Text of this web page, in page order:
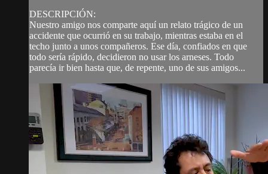
DESCRIPCIÓN:
Nuestro amigo nos comparte aquí un relato trágico de un
accidente que ocurrió en su trabajo, mientras estaba en el
techo junto a unos compañeros. Ese día, confiados en que
todo sería rápido, decidieron no usar los arneses. Todo
parecía ir bien hasta que, de repente, uno de sus amigos...